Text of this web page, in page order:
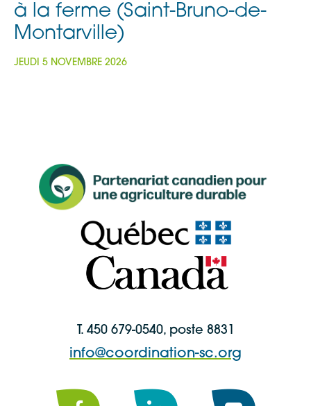
à la ferme (Saint-Bruno-de-
Montarville)
JEUDI 5 NOVEMBRE 2026
T. 450 679-0540, poste 8831
info@coordination-sc.org